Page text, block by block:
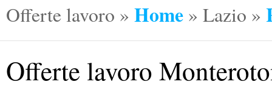
Offerte lavoro » Home » Lazio »
Offerte lavoro